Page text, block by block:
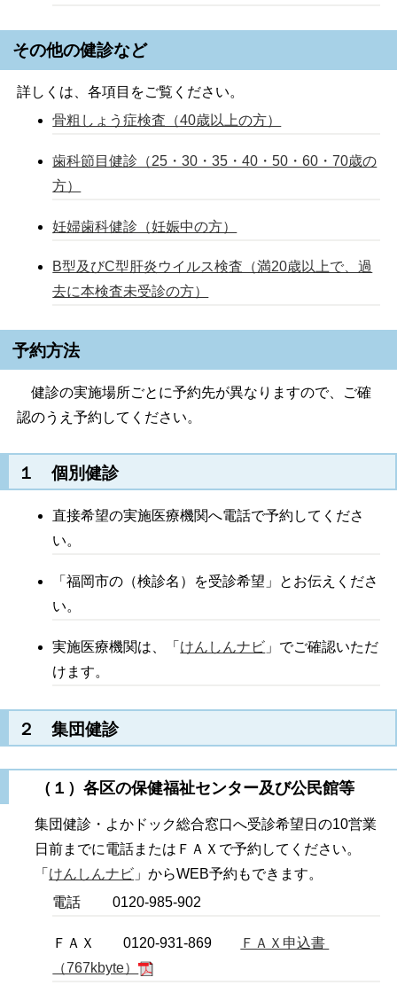
その他の健診など
詳しくは、各項目をご覧ください。
骨粗しょう症検査（40歳以上の方）
歯科節目健診（25・30・35・40・50・60・70歳の
方）
妊婦歯科健診（妊娠中の方）
B型及びC型肝炎ウイルス検査（満20歳以上で、過
去に本検査未受診の方）
予約方法
健診の実施場所ごとに予約先が異なりますので、ご確
認のうえ予約してください。
１ 個別健診
直接希望の実施医療機関へ電話で予約してくださ
い。
「福岡市の（検診名）を受診希望」とお伝えくださ
い。
実施医療機関は、「 けんしんナビ 」でご確認いただ
けます。
２ 集団健診
（１）各区の保健福祉センター及び公民館等
集団健診・よかドック総合窓口へ受診希望日の10営業
日前までに電話またはＦＡＸで予約してください。
「 けんしんナビ 」からWEB予約もできます。
電話 0120-985-902
ＦＡＸ 0120-931-869
ＦＡＸ申込書
（767kbyte）